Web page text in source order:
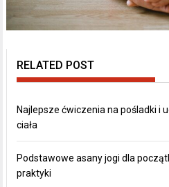
RELATED POST
Najlepsze ćwiczenia na pośladki i
ciała
Podstawowe asany jogi dla
praktyki